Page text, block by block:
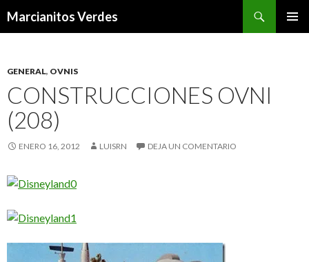
Marcianitos Verdes
GENERAL, OVNIS
CONSTRUCCIONES OVNI
(208)
ENERO 16, 2012 LUISRN DEJA UN COMENTARIO